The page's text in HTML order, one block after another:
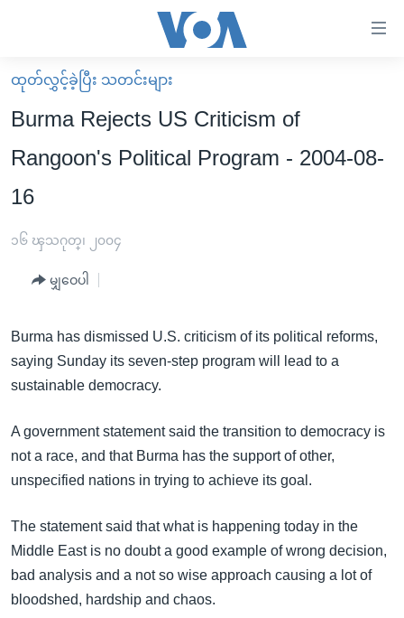
လွယ်ကူ
စေ
သည့်
များ
ပင်မ
ကြည့်
ရန်
ပင်မ
ညွန်း
စာမျက်နှာ
သို့
ကြည့်
ရန်
ရှာဖွေ
ရန်
မူလစာမျက်နှာ
မြန်မာ
ကမ္ဘာ့သတင်းများ
နိုင်ငံတကာ
အစ္စရေး-ပါလက်စတိုင်း
ဗွီဒီယို
အင်္ဂလိပ်စာလေ့လာမယ်
မကြေးမုံရဲ့ အင်္ဂလိပ်စာ
ရုပ်ရှင်ထဲက အင်္ဂလိပ်စာ
ရေဒီယို
တီဗွီ
ရေဒီယိုနှင့်ရုပ်သံ အချက်အလက်များ
ရေဒီယို/တီဗွီအစီအစဉ်
Learning English
ဗွီအိုအေ လူမှုကွန်ယက်များ
ဘာသာစကားများ
ထုတ်လွှင့်ခဲ့ပြီး သတင်းများ
Burma Rejects US Criticism of
Rangoon's Political Program - 2004-08-
16
၁၆ ၾသဂုတ္၊ ၂၀၀၄
မျှဝေပါ
Burma has dismissed U.S. criticism of its political reforms,
saying Sunday its seven-step program will lead to a
sustainable democracy.
A government statement said the transition to democracy is
not a race, and that Burma has the support of other,
unspecified nations in trying to achieve its goal.
The statement said that what is happening today in the
Middle East is no doubt a good example of wrong decision,
bad analysis and a not so wise approach causing a lot of
bloodshed, hardship and chaos.